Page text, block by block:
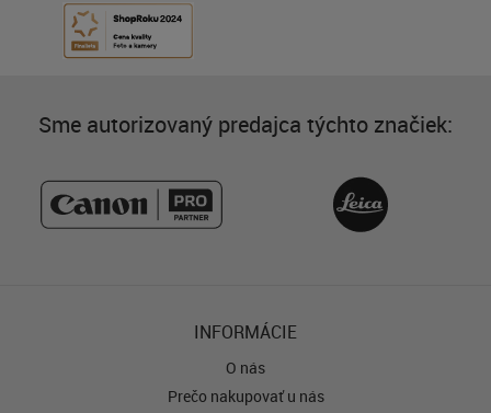
Sme autorizovaný predajca týchto značiek:
INFORMÁCIE
O nás
Prečo nakupovať u nás